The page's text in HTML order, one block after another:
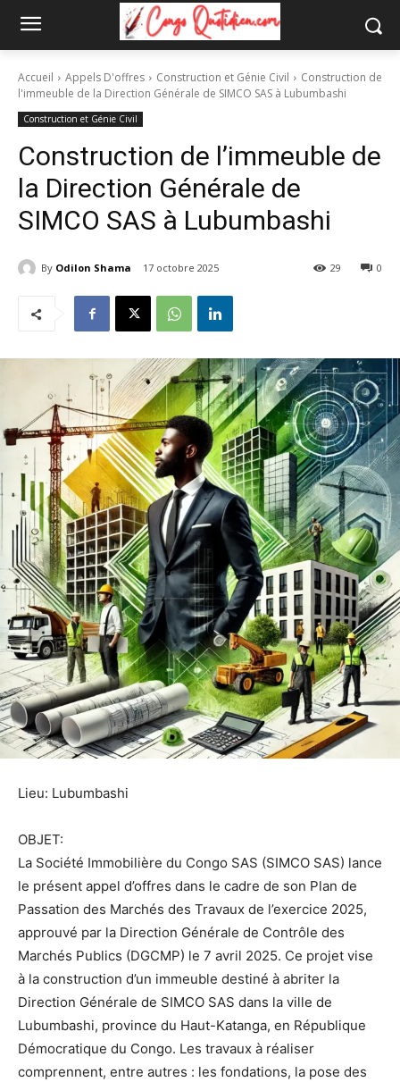
Accueil Appels D'offres Construction et Génie Civil
Construction de
l'immeuble de la Direction Générale de SIMCO SAS à Lubumbashi
Construction et Génie Civil
Construction de l’immeuble de
la Direction Générale de
SIMCO SAS à Lubumbashi
By Odilon Shama 17 octobre 2025 0
29
Lieu: Lubumbashi
OBJET:
La Société Immobilière du Congo SAS (SIMCO SAS) lance
le présent appel d’offres dans le cadre de son Plan de
Passation des Marchés des Travaux de l’exercice 2025,
approuvé par la Direction Générale de Contrôle des
Marchés Publics (DGCMP) le 7 avril 2025. Ce projet vise
à la construction d’un immeuble destiné à abriter la
Direction Générale de SIMCO SAS dans la ville de
Lubumbashi, province du Haut-Katanga, en République
Démocratique du Congo. Les travaux à réaliser
comprennent, entre autres : les fondations, la pose des